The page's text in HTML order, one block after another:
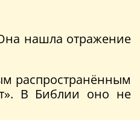
нашла отражение
распространённым
В Библии оно не